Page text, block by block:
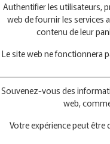
Authentifier les utilisateurs,
web de fournir les services
contenu de leur
Le site web ne fonctionnera
Souvenez-vous des
web,
Votre expérience peut